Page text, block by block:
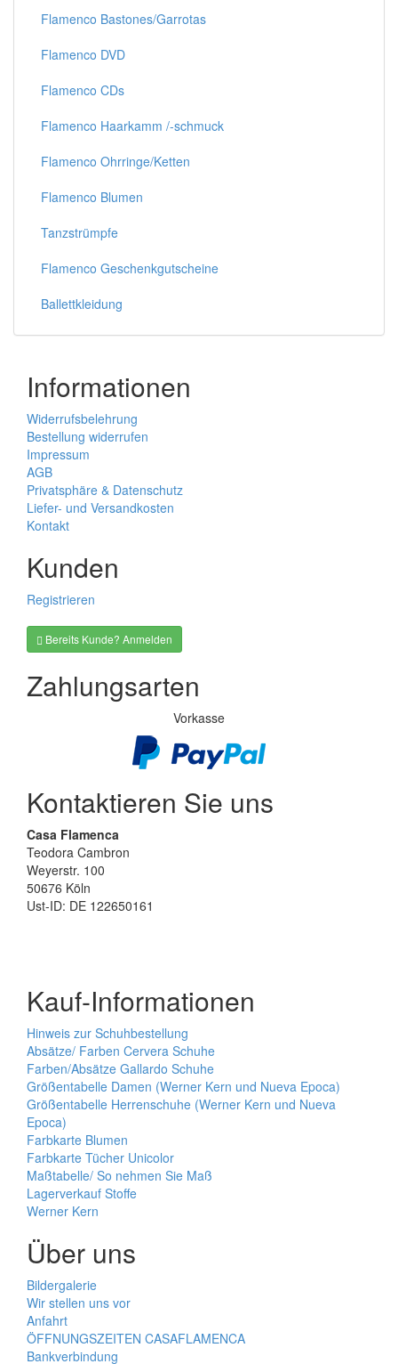
Flamenco Bastones/Garrotas
Flamenco DVD
Flamenco CDs
Flamenco Haarkamm /-schmuck
Flamenco Ohrringe/Ketten
Flamenco Blumen
Tanzstrümpfe
Flamenco Geschenkgutscheine
Ballettkleidung
Informationen
Widerrufsbelehrung
Bestellung widerrufen
Impressum
AGB
Privatsphäre & Datenschutz
Liefer- und Versandkosten
Kontakt
Kunden
Registrieren
Bereits Kunde? Anmelden
Zahlungsarten
Vorkasse
Kontaktieren Sie uns
Casa Flamenca
Teodora Cambron
Weyerstr. 100
50676 Köln
Ust-ID: DE 122650161
Kauf-Informationen
Hinweis zur Schuhbestellung
Absätze/ Farben Cervera Schuhe
Farben/Absätze Gallardo Schuhe
Größentabelle Damen (Werner Kern und Nueva Epoca)
Größentabelle Herrenschuhe (Werner Kern und Nueva
Epoca)
Farbkarte Blumen
Farbkarte Tücher Unicolor
Maßtabelle/ So nehmen Sie Maß
Lagerverkauf Stoffe
Werner Kern
Über uns
Bildergalerie
Wir stellen uns vor
Anfahrt
ÖFFNUNGSZEITEN CASAFLAMENCA
Bankverbindung